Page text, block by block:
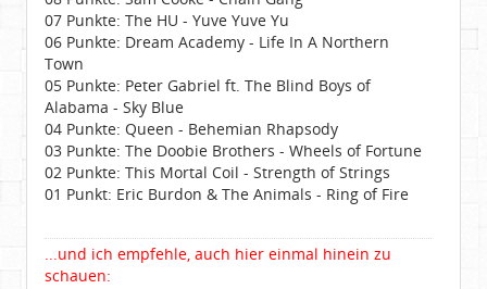
07 Punkte: The HU - Yuve Yuve Yu
06 Punkte: Dream Academy - Life In A Northern
Town
05 Punkte: Peter Gabriel ft. The Blind Boys of
Alabama - Sky Blue
04 Punkte: Queen - Behemian Rhapsody
03 Punkte: The Doobie Brothers - Wheels of Fortune
02 Punkte: This Mortal Coil - Strength of Strings
01 Punkt: Eric Burdon & The Animals - Ring of Fire
...und ich empfehle, auch hier einmal hinein zu
schauen: